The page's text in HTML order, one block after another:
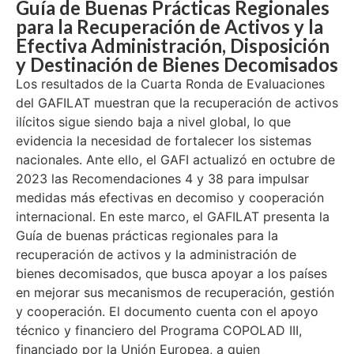
Guía de Buenas Prácticas Regionales
para la Recuperación de Activos y la
Efectiva Administración, Disposición
y Destinación de Bienes Decomisados
Los resultados de la Cuarta Ronda de Evaluaciones
del GAFILAT muestran que la recuperación de activos
ilícitos sigue siendo baja a nivel global, lo que
evidencia la necesidad de fortalecer los sistemas
nacionales. Ante ello, el GAFI actualizó en octubre de
2023 las Recomendaciones 4 y 38 para impulsar
medidas más efectivas en decomiso y cooperación
internacional. En este marco, el GAFILAT presenta la
Guía de buenas prácticas regionales para la
recuperación de activos y la administración de
bienes decomisados, que busca apoyar a los países
en mejorar sus mecanismos de recuperación, gestión
y cooperación. El documento cuenta con el apoyo
técnico y financiero del Programa COPOLAD III,
financiado por la Unión Europea, a quien